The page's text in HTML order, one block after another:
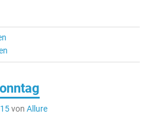
von Allure